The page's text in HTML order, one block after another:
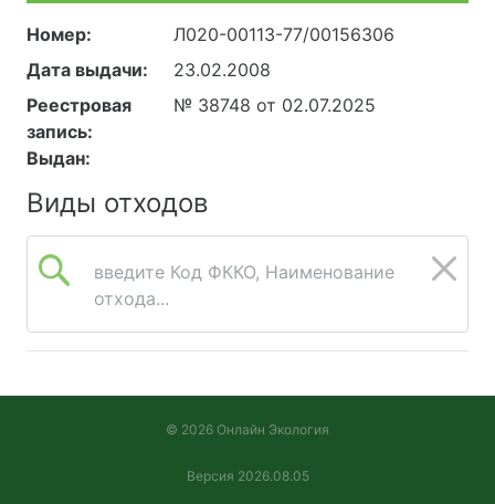
Номер:
Л020-00113-77/00156306
Дата выдачи:
23.02.2008
Реестровая
запись:
№ 38748 от 02.07.2025
Выдан:
Виды отходов
введите Код ФККО, Наименование
отхода...
© 2026 Онлайн Экология
Версия 2026.08.05